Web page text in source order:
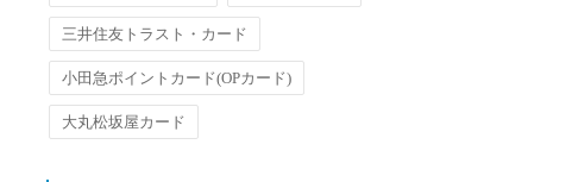
三井住友トラスト・カード
小田急ポイントカード(OPカード)
大丸松坂屋カード